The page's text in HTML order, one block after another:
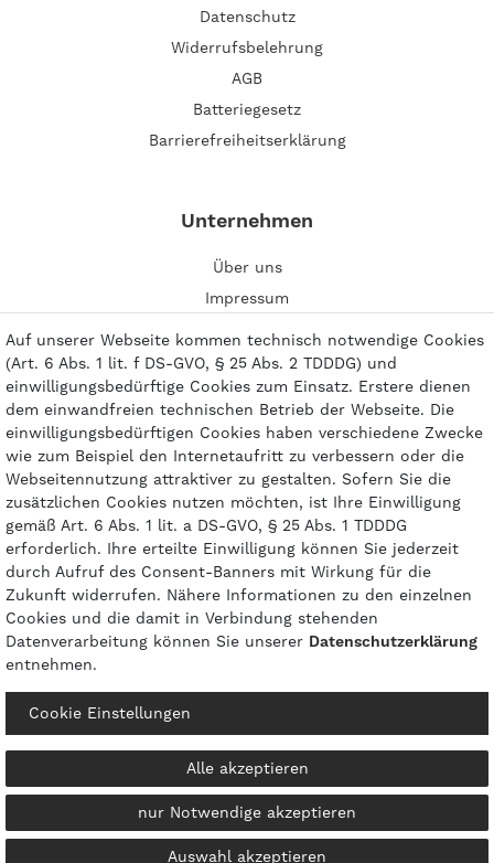
Datenschutz
Widerrufsbelehrung
AGB
Batteriegesetz
Barrierefreiheitserklärung
Unternehmen
Über uns
Impressum
Zahlungsarten
© 2026 gasprofi / Alle Preise sind inkl. geseztl. Mehrwertsteuer und zzgl.
Vertrag widerrufen
Auf unserer Webseite kommen technisch notwendige Cookies
(Art. 6 Abs. 1 lit. f DS-GVO, § 25 Abs. 2 TDDDG) und
einwilligungsbedürftige Cookies zum Einsatz. Erstere dienen
dem einwandfreien technischen Betrieb der Webseite. Die
einwilligungsbedürftigen Cookies haben verschiedene Zwecke
wie zum Beispiel den Internetaufritt zu verbessern oder die
Webseitennutzung attraktiver zu gestalten. Sofern Sie die
zusätzlichen Cookies nutzen möchten, ist Ihre Einwilligung
gemäß Art. 6 Abs. 1 lit. a DS-GVO, § 25 Abs. 1 TDDDG
erforderlich. Ihre erteilte Einwilligung können Sie jederzeit
durch Aufruf des Consent-Banners mit Wirkung für die
Zukunft widerrufen. Nähere Informationen zu den einzelnen
Cookies und die damit in Verbindung stehenden
Datenverarbeitung können Sie unserer Daten­schutz­erklärung
entnehmen.
Cookie Einstellungen
Alle akzeptieren
nur Notwendige akzeptieren
Auswahl akzeptieren